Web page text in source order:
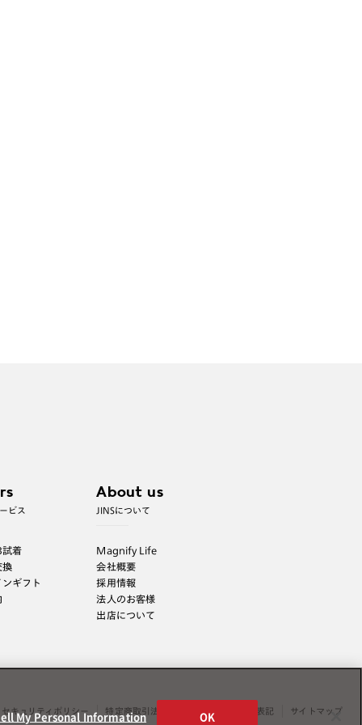
ビス
試着
換
ギフト
About us
JINSについて
Magnify Life
会社概要
採用情報
法人のお客様
出店について
セキュリティポリシー 特定商取引法表示 薬機法に関する表記 サイトマップ
My Personal Information OK